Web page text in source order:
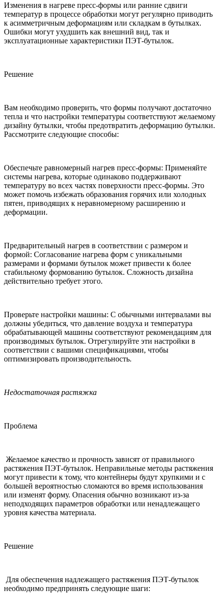
Изменения в нагреве пресс-формы или ранние сдвиги
температур в процессе обработки могут регулярно приводить
к асимметричным деформациям или складкам в бутылках.
Ошибки могут ухудшить как внешний вид, так и
эксплуатационные характеристики ПЭТ-бутылок.
Решение
Вам необходимо проверить, что формы получают достаточно
тепла и что настройки температуры соответствуют желаемому
дизайну бутылки, чтобы предотвратить деформацию бутылки.
Рассмотрите следующие способы:
Обеспечьте равномерный нагрев пресс-формы: Применяйте
системы нагрева, которые одинаково поддерживают
температуру во всех частях поверхности пресс-формы. Это
может помочь избежать образования горячих или холодных
пятен, приводящих к неравномерному расширению и
деформации.
Предварительный нагрев в соответствии с размером и
формой: Согласование нагрева форм с уникальными
размерами и формами бутылок может привести к более
стабильному формованию бутылок. Сложность дизайна
действительно требует этого.
Проверьте настройки машины: С обычными интервалами вы
должны убедиться, что давление воздуха и температура
обрабатывающей машины соответствуют рекомендациям для
производимых бутылок. Отрегулируйте эти настройки в
соответствии с вашими спецификациями, чтобы
оптимизировать производительность.
Недостаточная растяжка
Проблема
Желаемое качество и прочность зависят от правильного
растяжения ПЭТ-бутылок. Неправильные методы растяжения
могут привести к тому, что контейнеры будут хрупкими и с
большей вероятностью сломаются во время использования
или изменят форму. Опасения обычно возникают из-за
неподходящих параметров обработки или ненадлежащего
уровня качества материала.
Решение
Для обеспечения надлежащего растяжения ПЭТ-бутылок
необходимо предпринять следующие шаги: